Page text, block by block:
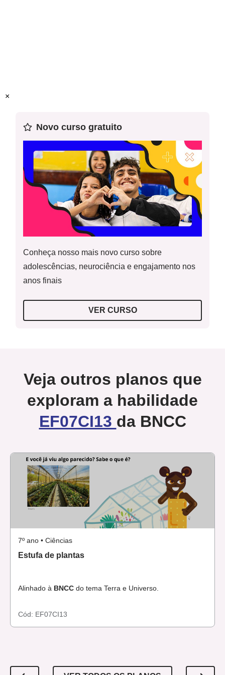
×
Novo curso gratuito
Conheça nosso mais novo curso sobre
adolescências, neurociência e engajamento nos
anos finais
VER CURSO
Veja outros planos que
exploram a habilidade
EF07CI13 da BNCC
7º ano • Ciências
Estufa de plantas
Alinhado à BNCC do tema Terra e Universo.
Cód: EF07CI13